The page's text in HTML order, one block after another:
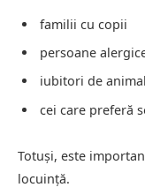
familii cu copii
persoane
iubitori de
cei care preferă
Totuși, este
locuință.